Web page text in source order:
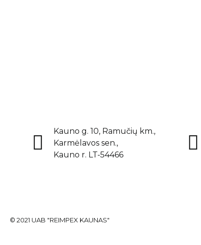
Kauno g. 10, Ramučių km.,
Karmėlavos sen.,
Kauno r. LT-54466
© 2021 UAB "REIMPEX KAUNAS"